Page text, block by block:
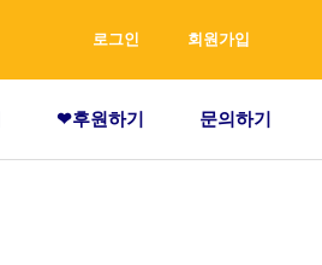
로그인 회원가입
❤후원하기 문의하기